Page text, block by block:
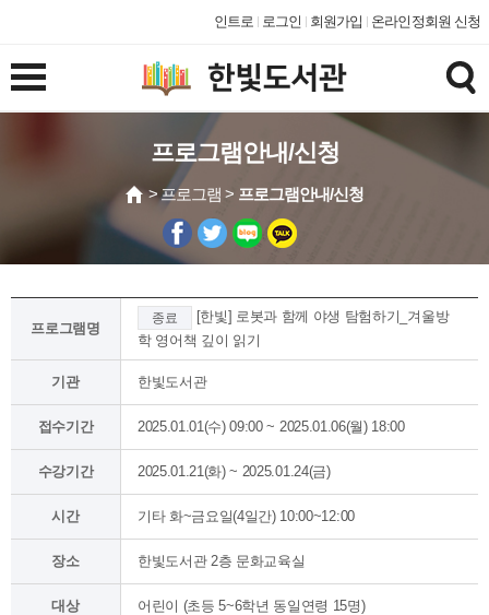
인트로 로그인 회원가입 온라인정회원 신청
프로그램안내/신청
> 프로그램 > 프로그램안내/신청
프로그램명
종료
[한빛] 로봇과 함께 야생 탐험하기_겨울방
학 영어책 깊이 읽기
기관 한빛도서관
접수기간 2025.01.01(수) 09:00 ~ 2025.01.06(월) 18:00
수강기간 2025.01.21(화) ~ 2025.01.24(금)
시간 기타 화~금요일(4일간) 10:00~12:00
장소 한빛도서관 2층 문화교육실
대상 어린이 (초등 5~6학년 동일연령 15명)